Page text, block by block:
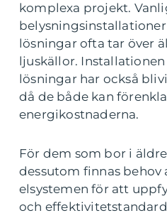
komplexa projekt.
lösningar ofta tar över
ljuskällor.
lösningar har också
då de både kan
energikostnaderna.
För dem som bor i
dessutom finnas behov
elsystemen för att
och